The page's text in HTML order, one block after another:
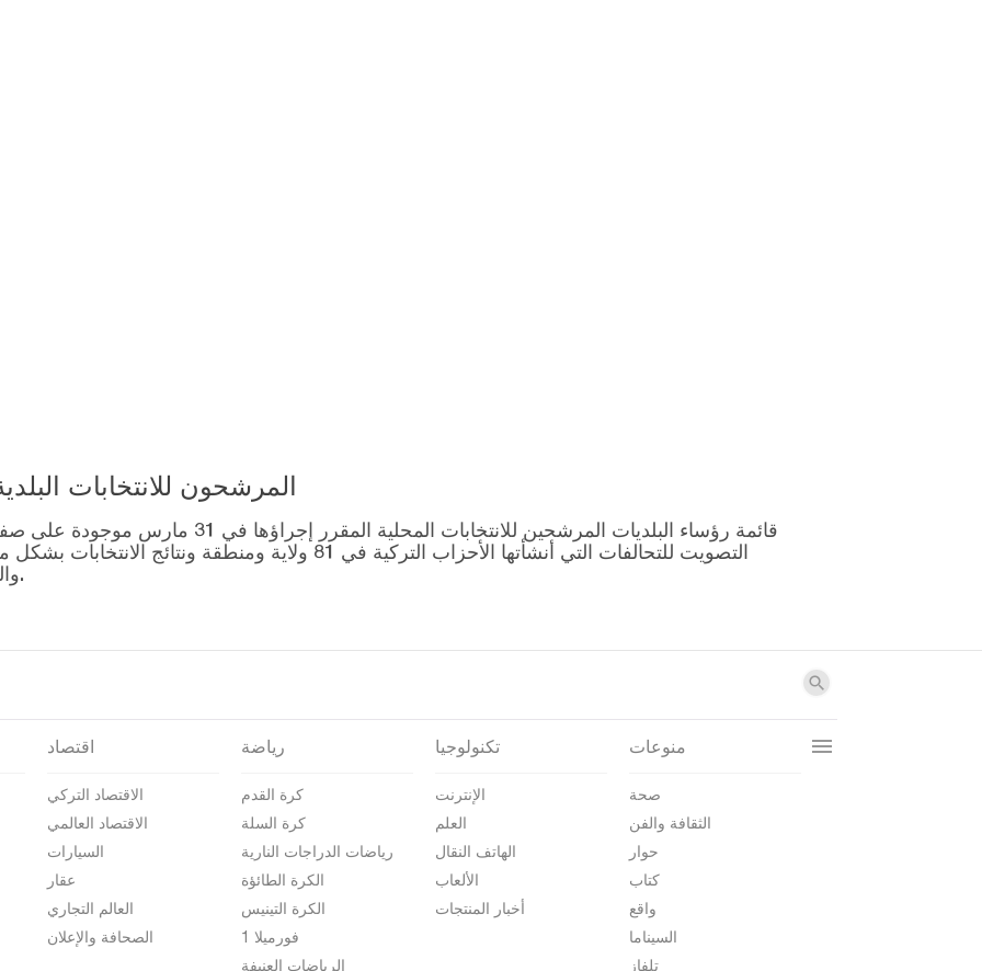
المرشحون للانتخابات البلدية المحلية –
قائمة رؤساء البلديات المرشحين للانتخابات
التصويت للتحالفات التي أنشأتها الأحزاب التركية في 81
والمرشحين على صفحة نتائج الانتخابات 2024.
اقتصاد
الاقتصاد التركي
الاقتصاد العالمي
السيارات
عقار
العالم التجاري
الصحافة والإعلان
رياضة
كرة القدم
كرة السلة
رياضات الدراجات النارية
الكرة الطائؤة
الكرة التينيس
فورميلا 1
الرياضات العنيفة
تكنولوجيا
الإنترنت
العلم
الهاتف النقال
الألعاب
أخبار المنتجات
منوعات
صحة
الثقافة والفن
حوار
كتاب
واقع
السيناما
تلفاز